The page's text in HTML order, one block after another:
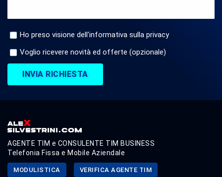
Ho preso visione dell'informativa sulla privacy
Voglio ricevere novità ed offerte (opzionale)
INVIA RICHIESTA
AGENTE TIM e CONSULENTE TIM BUSINESS
Telefonia Fissa e Mobile Aziendale
MODULISTICA VERIFICA AGENTE TIM